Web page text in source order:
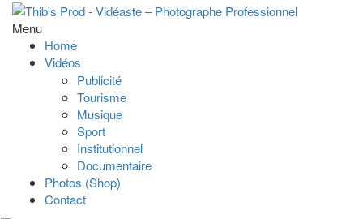
Menu
Home
Vidéos
Publicité
Tourisme
Musique
Sport
Institutionnel
Documentaire
Photos (Shop)
Contact